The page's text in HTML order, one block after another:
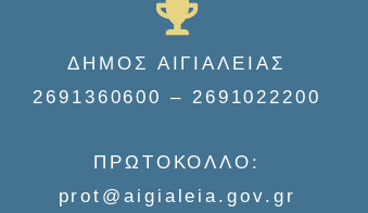
ΔΗΜΟΣ ΑΙΓΙΑΛΕΙΑΣ
2691360600 – 2691022200
ΠΡΩΤΟΚΟΛΛΟ:
prot@aigialeia.gov.gr